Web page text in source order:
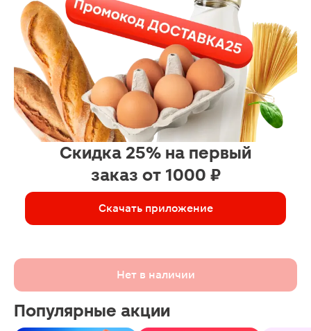
Скидка 25% на первый
заказ от 1000 ₽
Скачать приложение
Нет в наличии
Популярные акции